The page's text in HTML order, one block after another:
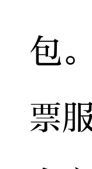
包
票